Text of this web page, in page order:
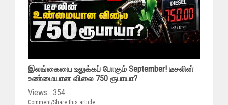
இலங்கையை உலுக்கப் போகும் September! டீசலின்
உண்மையான விலை 750 ரூபாயா?
Views : 354
Comment/Share this article